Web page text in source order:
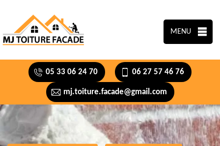
MENU
05 33 06 24 70 06 27 57 46 76
mj.toiture.facade@gmail.com